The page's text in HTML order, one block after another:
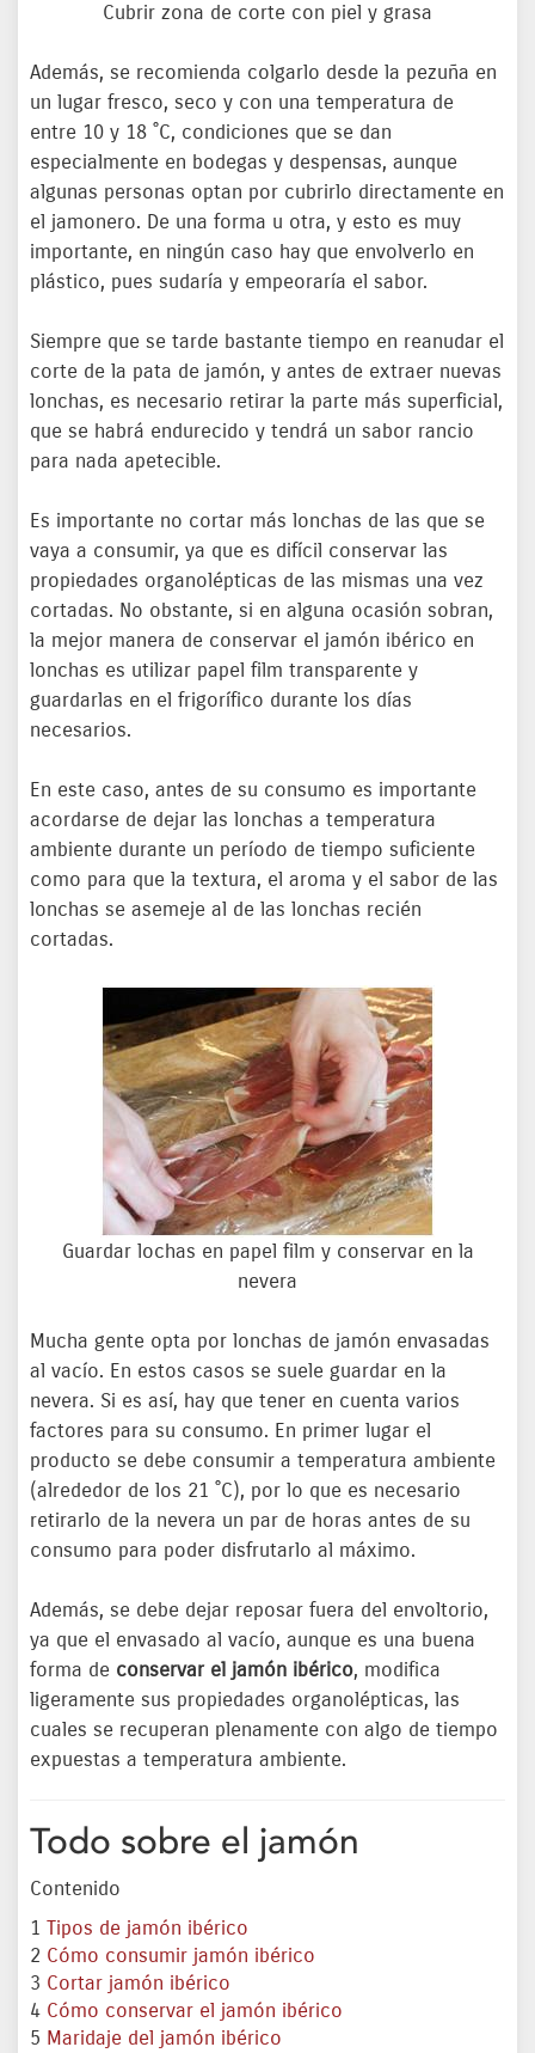
Cubrir zona de corte con piel y grasa
Además, se recomienda colgarlo desde la pezuña en
un lugar fresco, seco y con una temperatura de
entre 10 y 18 ˚C, condiciones que se dan
especialmente en bodegas y despensas, aunque
algunas personas optan por cubrirlo directamente en
el jamonero. De una forma u otra, y esto es muy
importante, en ningún caso hay que envolverlo en
plástico, pues sudaría y empeoraría el sabor.
Siempre que se tarde bastante tiempo en reanudar el
corte de la pata de jamón, y antes de extraer nuevas
lonchas, es necesario retirar la parte más superficial,
que se habrá endurecido y tendrá un sabor rancio
para nada apetecible.
Es importante no cortar más lonchas de las que se
vaya a consumir, ya que es difícil conservar las
propiedades organolépticas de las mismas una vez
cortadas. No obstante, si en alguna ocasión sobran,
la mejor manera de conservar el jamón ibérico en
lonchas es utilizar papel film transparente y
guardarlas en el frigorífico durante los días
necesarios.
En este caso, antes de su consumo es importante
acordarse de dejar las lonchas a temperatura
ambiente durante un período de tiempo suficiente
como para que la textura, el aroma y el sabor de las
lonchas se asemeje al de las lonchas recién
cortadas.
Guardar lochas en papel film y conservar en la
nevera
Mucha gente opta por lonchas de jamón envasadas
al vacío. En estos casos se suele guardar en la
nevera. Si es así, hay que tener en cuenta varios
factores para su consumo. En primer lugar el
producto se debe consumir a temperatura ambiente
(alrededor de los 21 ˚C), por lo que es necesario
retirarlo de la nevera un par de horas antes de su
consumo para poder disfrutarlo al máximo.
Además, se debe dejar reposar fuera del envoltorio,
ya que el envasado al vacío, aunque es una buena
forma de conservar el jamón ibérico, modifica
ligeramente sus propiedades organolépticas, las
cuales se recuperan plenamente con algo de tiempo
expuestas a temperatura ambiente.
Todo sobre el jamón
Contenido
1 Tipos de jamón ibérico
2 Cómo consumir jamón ibérico
3 Cortar jamón ibérico
4 Cómo conservar el jamón ibérico
5 Maridaje del jamón ibérico